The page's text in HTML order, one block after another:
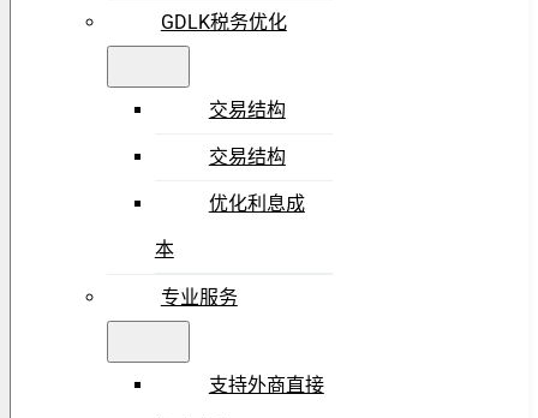
GDLK税务优化
交易结构
交易结构
优化利息成
本
专业服务
支持外商直接